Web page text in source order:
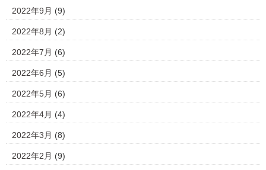
2022年9月 (9)
2022年8月 (2)
2022年7月 (6)
2022年6月 (5)
2022年5月 (6)
2022年4月 (4)
2022年3月 (8)
2022年2月 (9)